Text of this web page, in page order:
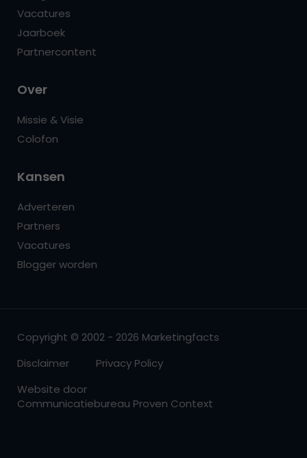
Vacatures
Jaarboek
Partnercontent
Over
Missie & Visie
Colofon
Kansen
Adverteren
Partners
Vacatures
Blogger worden
Copyright © 2002 - 2026 Marketingfacts
Disclaimer
Privacy Policy
Website door
Communicatiebureau Proven Context